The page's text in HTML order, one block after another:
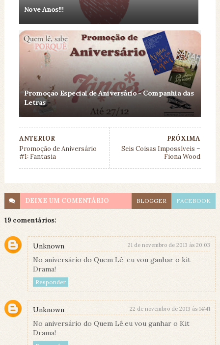
Nove Anos!!!
Promoção Especial de Aniversário - Companhia das
Letras
PRÓXIMA
Seis Coisas Impossíveis –
Fiona Wood
ANTERIOR
Promoção de Aniversário
#1: Fantasia
DEIXE UM COMENTÁRIO BLOGGER FACEBOOK
19 comentários:
Unknown 21 de novembro de 2013 às 20:03
No aniversário do Quem Lê, eu vou ganhar o kit
Drama!
Responder
Unknown 22 de novembro de 2013 às 14:41
No aniversário do Quem Lê,eu vou ganhar o Kit
Drama!